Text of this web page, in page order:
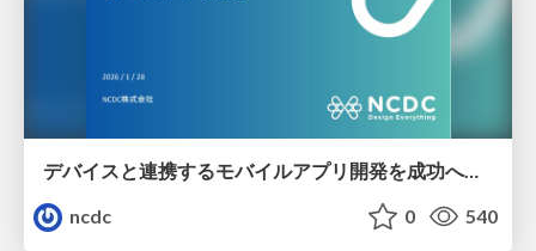
デバイスと連携するモバイルアプリ開発を成功へ導くポイント
ncdc
0 540